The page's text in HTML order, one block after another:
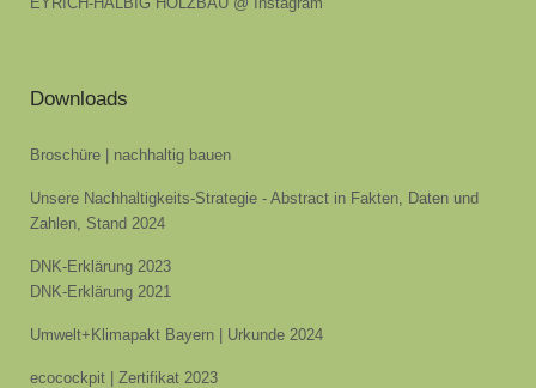
Downloads
Broschüre | nachhaltig bauen
Unsere Nachhaltigkeits-Strategie - Abstract in Fakten, Daten und
Zahlen, Stand 2024
DNK-Erklärung 2023
DNK-Erklärung 2021
Umwelt+Klimapakt Bayern | Urkunde 2024
ecocockpit | Zertifikat 2023